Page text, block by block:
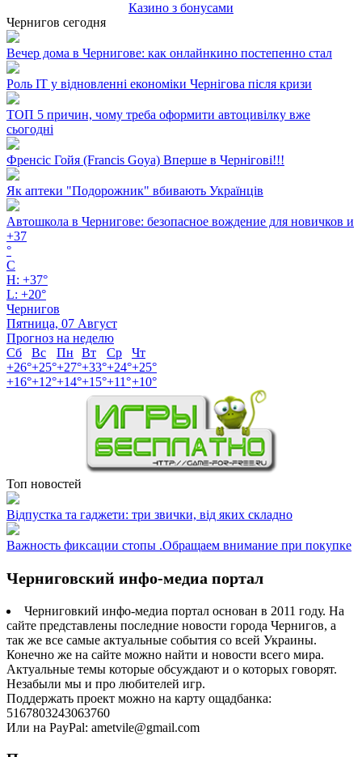
Казино з бонусами
Чернигов сегодня
Вечер дома в Чернигове: как онлайнкино постепенно стал
Роль ІТ у відновленні економіки Чернігова після кризи
ТОП 5 причин, чому треба оформити автоцивілку вже
сьогодні
Френсіс Гойя (Francis Goya) Вперше в Чернігові!!!
Як аптеки "Подорожник" вбивають Українців
Автошкола в Чернигове: безопасное вождение для новичков и
+37
°
C
H: +37°
L: +20°
Чернигов
Пятница, 07 Август
Прогноз на неделю
Сб
Вс Пн Вт Ср
Чт
+26°+25°+27°+33°+24°+25°
+16°+12°+14°+15°+11°+10°
Топ новостей
Відпустка та гаджети: три звички, від яких складно
Важность фиксации стопы .Обращаем внимание при покупке
Черниговский инфо-медиа портал
Черниговкий инфо-медиа портал основан в 2011 году. На
сайте представлены последние новости города Чернигов, а
так же все самые актуальные события со всей Украины.
Конечно же на сайте можно найти и новости всего мира.
Актуальные темы которые обсуждают и о которых говорят.
Незабыли мы и про любителей игр.
Поддержать проект можно на карту ощадбанка:
5167803243063760
Или на PayPal: ametvile@gmail.com